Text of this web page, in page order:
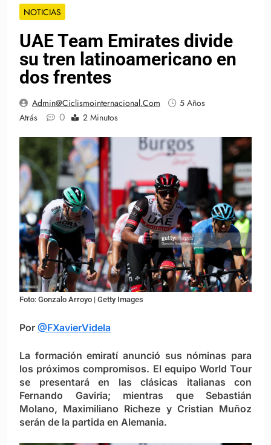
NOTICIAS
UAE Team Emirates divide
su tren latinoamericano en
dos frentes
Admin@ciclismointernacional.com
5 Años
Atrás
0 2 Minutos
Foto: Gonzalo Arroyo | Getty Images
Por @FXavierVidela
La formación emiratí anunció sus nóminas para
los próximos compromisos. El equipo World Tour
se presentará en las clásicas italianas con
Fernando Gaviria; mientras que Sebastián
Molano, Maximiliano Richeze y Cristian Muñoz
serán de la partida en Alemania.